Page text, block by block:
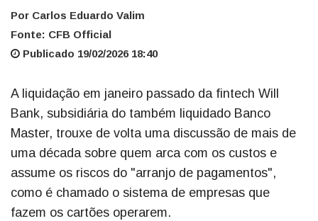
Por Carlos Eduardo Valim
Fonte: CFB Official
Publicado 19/02/2026 18:40
A liquidação em janeiro passado da fintech Will
Bank, subsidiária do também liquidado Banco
Master, trouxe de volta uma discussão de mais de
uma década sobre quem arca com os custos e
assume os riscos do "arranjo de pagamentos",
como é chamado o sistema de empresas que
fazem os cartões operarem.